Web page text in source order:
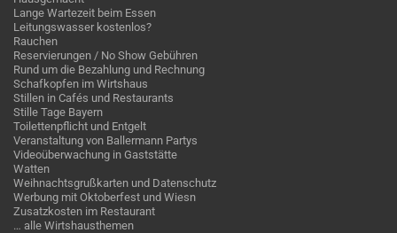
Lange Wartezeit beim Essen
Leitungswasser kostenlos?
Rauchen
Reservierungen / No Show Gebühren
Rund um die Bezahlung und Rechnung
Schafkopfen im Wirtshaus
Stillen in Cafés und Restaurants
Stille Tage Bayern
Toilettenpflicht und Entgelt
Veranstaltung von Ballermann Partys
Videoüberwachung in Gaststätte
Watten
Weihnachtsgrußkarten und Datenschutz
Werbung mit Oktoberfest und Wiesn
Zusatzkosten im Restaurant
… alle Wirtshausthemen